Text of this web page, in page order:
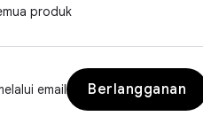
produk
email Berlangganan